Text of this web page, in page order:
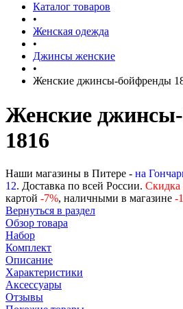
Каталог товаров
•
Женская одежда
•
Джинсы женские
•
Женские джинсы-бойфренды
Женские
1816
Наши магазины в Питере - на
12. Доставка по всей России. Скидка
картой -7%, наличными в магазине -
Вернуться в раздел
Обзор товара
Набор
Комплект
Описание
Характеристики
Аксессуары
Отзывы